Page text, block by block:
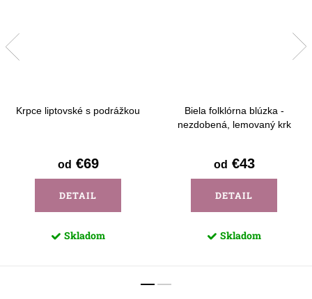
Krpce liptovské s podrážkou
od €69
DETAIL
Skladom
Biela folklórna blúzka -
nezdobená, lemovaný krk
od €43
DETAIL
Skladom